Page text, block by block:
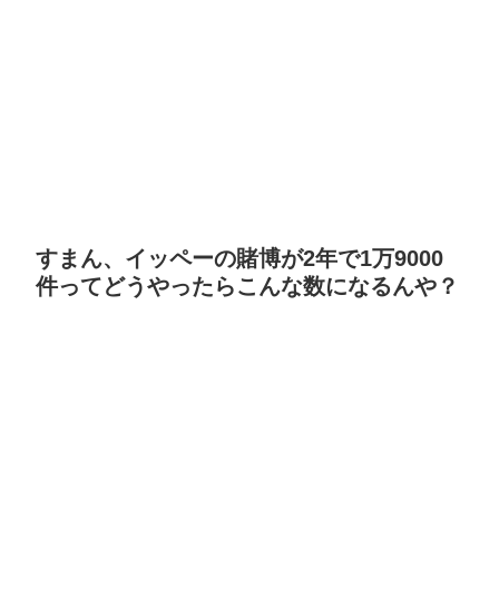
すまん、イッペーの賭博が2年で1万9000
件ってどうやったらこんな数になるんや？